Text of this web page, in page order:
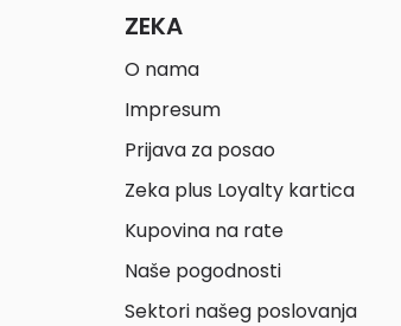
ZEKA
O nama
Impresum
Prijava za posao
Zeka plus Loyalty kartica
Kupovina na rate
Naše pogodnosti
Sektori našeg poslovanja